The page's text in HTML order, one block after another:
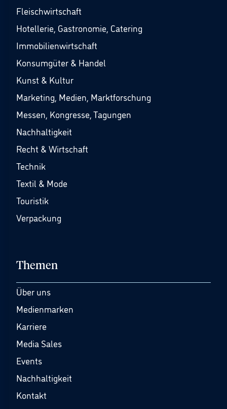
Fleischwirtschaft
Hotellerie, Gastronomie, Catering
Immobilienwirtschaft
Konsumgüter & Handel
Kunst & Kultur
Marketing, Medien, Marktforschung
Messen, Kongresse, Tagungen
Nachhaltigkeit
Recht & Wirtschaft
Technik
Textil & Mode
Touristik
Verpackung
Themen
Über uns
Medienmarken
Karriere
Media Sales
Events
Nachhaltigkeit
Kontakt